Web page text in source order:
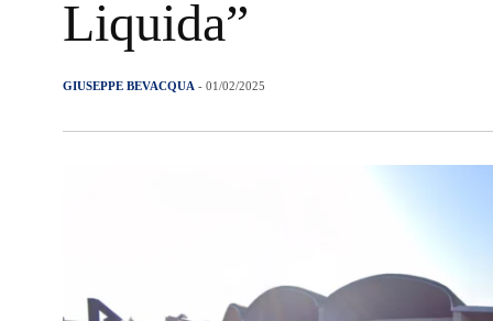
Liquida”
GIUSEPPE BEVACQUA - 01/02/2025